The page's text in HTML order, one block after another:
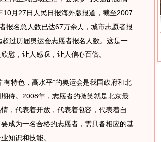
月27日人民日报海外版报道，截至2007
报名总人数已达67万余人，城市志愿者报
过历届奥运会志愿者报名人数。这是一
慰，让人感叹，让人信心百倍。
特色，高水平”的奥运会是我国政府和北
待。2008年，志愿者的微笑就是北京最
，代表着开放，代表着包容，代表着自
成为一名合格的志愿者，需具备相应的基
知识和技能。